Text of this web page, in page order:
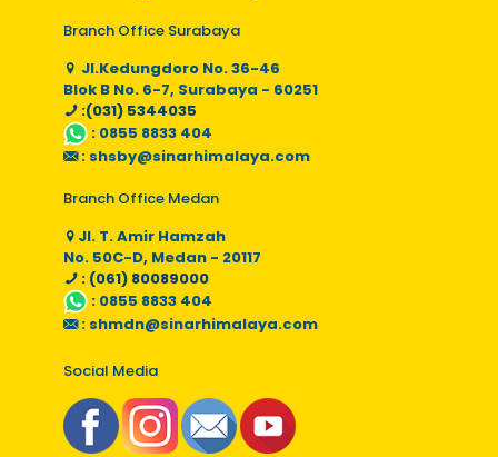
Branch Office Surabaya
Jl.Kedungdoro No. 36-46
Blok B No. 6-7, Surabaya - 60251
:(031) 5344035
: 0855 8833 404
: shsby@sinarhimalaya.com
Branch Office Medan
Jl. T. Amir Hamzah
No. 50C-D, Medan - 20117
: (061) 80089000
: 0855 8833 404
: shmdn@sinarhimalaya.com
Social Media